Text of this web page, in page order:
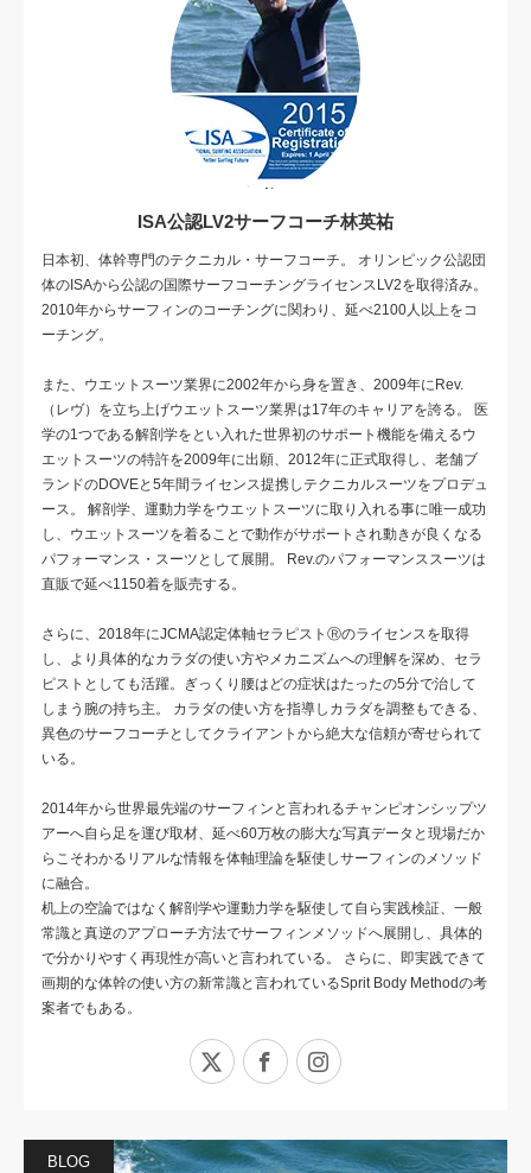
ISA公認LV2サーフコーチ林英祐
日本初、体幹専門のテクニカル・サーフコーチ。 オリンピック公認団
体のISAから公認の国際サーフコーチングライセンスLV2を取得済み。
2010年からサーフィンのコーチングに関わり、延べ2100人以上をコ
ーチング。
また、ウエットスーツ業界に2002年から身を置き、2009年にRev.
（レヴ）を立ち上げウエットスーツ業界は17年のキャリアを誇る。 医
学の1つである解剖学をとい入れた世界初のサポート機能を備えるウ
エットスーツの特許を2009年に出願、2012年に正式取得し、老舗ブ
ランドのDOVEと5年間ライセンス提携しテクニカルスーツをプロデュ
ース。 解剖学、運動力学をウエットスーツに取り入れる事に唯一成功
し、ウエットスーツを着ることで動作がサポートされ動きが良くなる
パフォーマンス・スーツとして展開。 Rev.のパフォーマンススーツは
直販で延べ1150着を販売する。
さらに、2018年にJCMA認定体軸セラピストⓇのライセンスを取得
し、より具体的なカラダの使い方やメカニズムへの理解を深め、セラ
ピストとしても活躍。ぎっくり腰はどの症状はたったの5分で治して
しまう腕の持ち主。 カラダの使い方を指導しカラダを調整もできる、
異色のサーフコーチとしてクライアントから絶大な信頼が寄せられて
いる。
2014年から世界最先端のサーフィンと言われるチャンピオンシップツ
アーへ自ら足を運び取材、延べ60万枚の膨大な写真データと現場だか
らこそわかるリアルな情報を体軸理論を駆使しサーフィンのメソッド
に融合。
机上の空論ではなく解剖学や運動力学を駆使して自ら実践検証、一般
常識と真逆のアプローチ方法でサーフィンメソッドへ展開し、具体的
で分かりやすく再現性が高いと言われている。 さらに、即実践できて
画期的な体幹の使い方の新常識と言われているSprit Body Methodの考
案者でもある。
Facebook
BLOG